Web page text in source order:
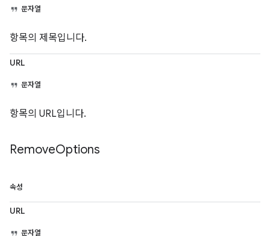
문자열
항목의 제목입니다.
URL
문자열
항목의 URL입니다.
RemoveOptions
속성
URL
문자열